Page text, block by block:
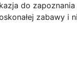
do
zabawy i